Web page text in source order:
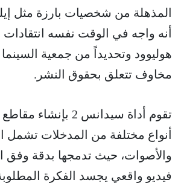
المذهلة من شخصيات بارزة مثل
أنه واجه في الوقت نفسه
هوليوود وتحديداً من جمعية
مخاوف تتعلق بحقوق النشر.
تقوم أداة سيدانس 2
أنواع مختلفة من المدخلات
والأصوات، حيث تدمجها بدقة وفق
فيديو واقعي يجسد الفكرة